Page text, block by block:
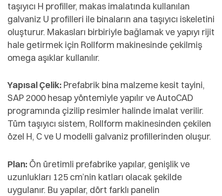
taşıyıcı H profiller, makas imalatında kullanılan
galvaniz U profilleri ile binaların ana taşıyıcı iskeletini
oluşturur. Makasları birbiriyle bağlamak ve yapıyı rijit
hale getirmek için Rollform makinesinde çekilmiş
omega aşıklar kullanılır.
Yapısal Çelik: Prefabrik bina malzeme kesit tayini,
SAP 2000 hesap yöntemiyle yapılır ve AutoCAD
programında çizilip resimler halinde imalat verilir.
Tüm taşıyıcı sistem, Rollform makinesinden çekilen
özel H, C ve U modelli galvaniz profillerinden oluşur.
Plan: Ön üretimli prefabrike yapılar, genişlik ve
uzunlukları 125 cm’nin katları olacak şekilde
uygulanır. Bu yapılar, dört farklı panelin